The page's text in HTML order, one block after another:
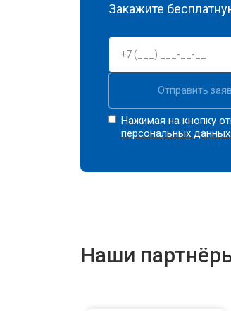
Закажите
Отправить
Нажимая на кнопку
персональных данных.
Наши